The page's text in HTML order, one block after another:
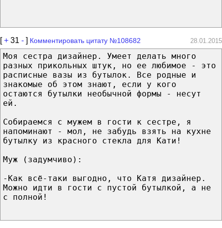
[+ 31 - ] Комментировать цитату №108682 28.01.2015
Моя сестра дизайнер. Умеет делать много
разных прикольных штук, но ее любимое - это
расписные вазы из бутылок. Все родные и
знакомые об этом знают, если у кого
остаются бутылки необычной формы - несут
ей.
Собираемся с мужем в гости к сестре, я
напоминают - мол, не забудь взять на кухне
бутылку из красного стекла для Кати!
Муж (задумчиво):
-Как всё-таки выгодно, что Катя дизайнер.
Можно идти в гости с пустой бутылкой, а не
с полной!